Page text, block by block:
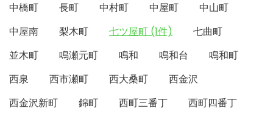
中橋町
長町 中村町 中屋町
中山町
中屋南
梨木町 七ツ屋町 (1件)
七曲町
並木町
鳴瀬元町 鳴和 鳴和台
鳴和町
西泉
西市瀬町 西大桑町
西金沢
西金沢新町
錦町 西町三番丁
西町四番丁